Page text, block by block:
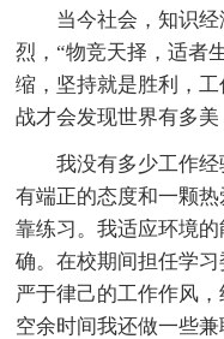
当今社会，知识
烈，“物竞天择，适者
缩，坚持就是胜利，
战才会发现世界有多美
我没有多少工作
有端正的态度和一颗
靠练习。我适应环境
确。在校期间担任学
严于律己的工作作风，
空余时间我还做一些